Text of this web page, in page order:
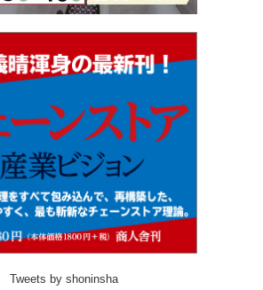
Tweets by shoninsha